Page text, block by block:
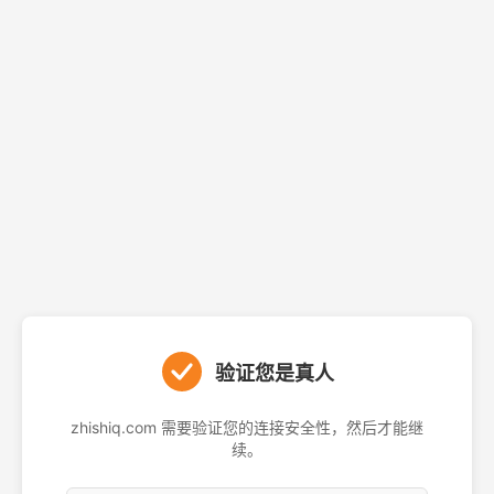
验证您是真人
zhishiq.com 需要验证您的连接安全性，然后才能继
续。